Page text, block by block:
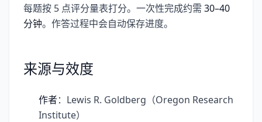
每题按 5 点评分量表打分。一次性完成约需 30–40
分钟。作答过程中会自动保存进度。
来源与效度
作者：Lewis R. Goldberg（Oregon Research
Institute）